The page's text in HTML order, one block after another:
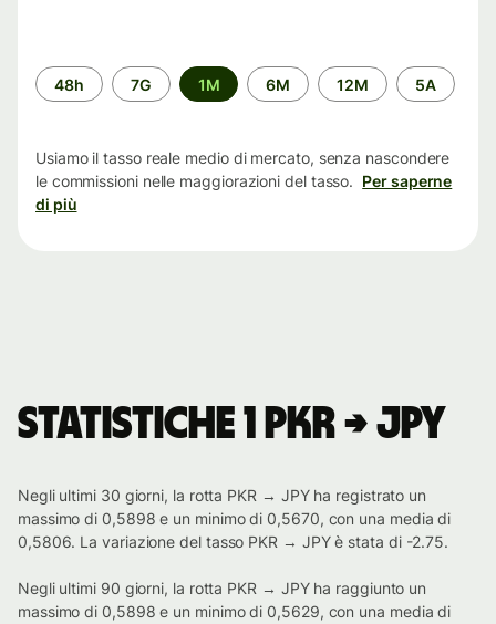
Periodo
di
48h 7G 1M 6M 12M 5A
Usiamo il tasso reale medio di mercato, senza nascondere
le commissioni nelle maggiorazioni del tasso. Per saperne
di più
Statistiche 1 PKR → JPY
Negli ultimi 30 giorni, la rotta PKR → JPY ha registrato un
massimo di 0,5898 e un minimo di 0,5670, con una media di
0,5806. La variazione del tasso PKR → JPY è stata di -2.75.
Negli ultimi 90 giorni, la rotta PKR → JPY ha raggiunto un
massimo di 0,5898 e un minimo di 0,5629, con una media di